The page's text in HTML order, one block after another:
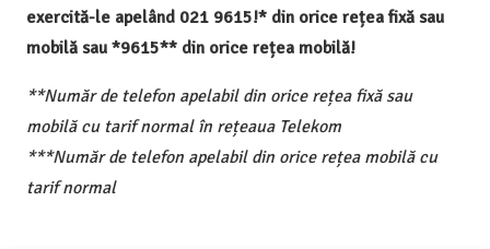
exercită-le apelând 021 9615!* din orice rețea fixă sau
mobilă sau *9615** din orice rețea mobilă!
**Număr de telefon apelabil din orice rețea fixă sau
mobilă cu tarif normal în rețeaua Telekom
***Număr de telefon apelabil din orice rețea mobilă cu
tarif normal